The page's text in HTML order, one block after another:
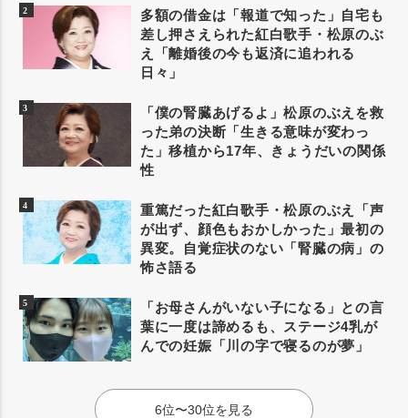
多額の借金は「報道で知った」自宅も
差し押さえられた紅白歌手・松原のぶ
え「離婚後の今も返済に追われる
日々」
「僕の腎臓あげるよ」松原のぶえを救
った弟の決断「生きる意味が変わっ
た」移植から17年、きょうだいの関係
性
重篤だった紅白歌手・松原のぶえ「声
が出ず、顔色もおかしかった」最初の
異変。自覚症状のない「腎臓の病」の
怖さ語る
「お母さんがいない子になる」との言
葉に一度は諦めるも、ステージ4乳が
んでの妊娠「川の字で寝るのが夢」
6位〜30位を見る